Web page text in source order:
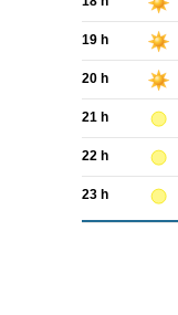
19 h
20 h
21 h
22 h
23 h